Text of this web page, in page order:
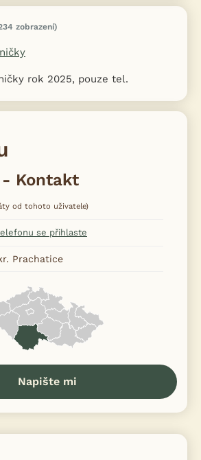
zobrazení)
rok 2025, pouze tel.
Kontakt
od tohoto uživatele)
se přihlaste
Prachatice
Napište mi